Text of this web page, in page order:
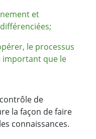
et
le processus
important que le
de
la façon de faire
connaissances.